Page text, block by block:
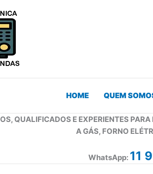
HOME QUEM
QUALIFICADOS E EXPERIENTES
A GÁS, FORNO
WhatsApp: 11